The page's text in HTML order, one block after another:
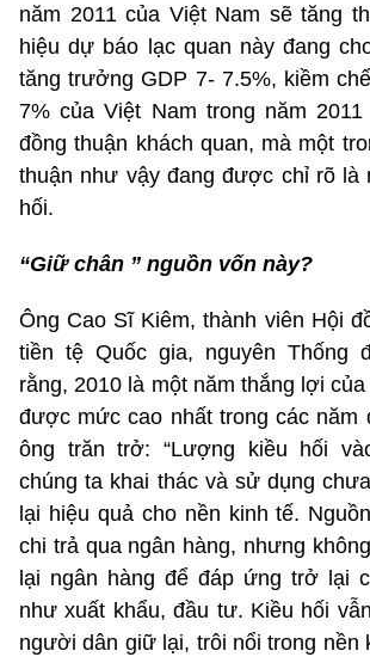
năm 2011 của Việt Nam sẽ tăng
hiệu dự báo lạc quan này đang
tăng trưởng GDP 7- 7.5%, kiềm
7% của Việt Nam trong năm
đồng thuận khách quan, mà một
thuận như vậy đang được chỉ rõ là
hối.
“Giữ chân ” nguồn vốn này?
Ông Cao Sĩ Kiêm, thành viên Hội
tiền tệ Quốc gia, nguyên Thống
rằng, 2010 là một năm thắng lợi
được mức cao nhất trong các năm
ông trăn trở: “Lượng kiều hối
chúng ta khai thác và sử dụng
lại hiệu quả cho nền kinh tế.
chi trả qua ngân hàng, nhưng
lại ngân hàng để đáp ứng trở lại
như xuất khẩu, đầu tư. Kiều hối
người dân giữ lại, trôi nổi trong nền